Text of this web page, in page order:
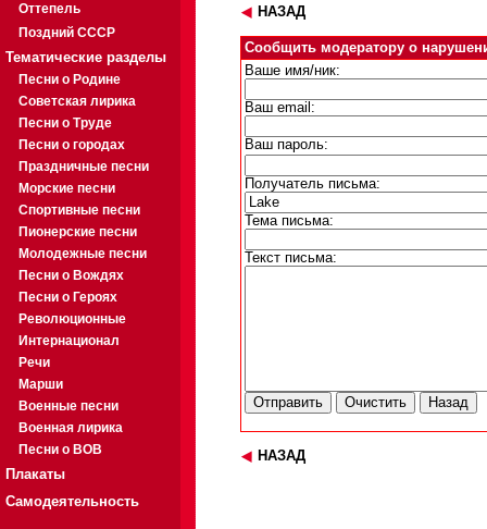
Оттепель
Поздний СССР
Тематические разделы
Песни о Родине
Советская лирика
Песни о Труде
Песни о городах
Праздничные песни
Морские песни
Спортивные песни
Пионерские песни
Молодежные песни
Песни о Вождях
Песни о Героях
Революционные
Интернационал
Речи
Марши
Военные песни
Военная лирика
Песни о ВОВ
Плакаты
Самодеятельность
НАЗАД
Сообщить модератору о
Ваше имя/ник:
Ваш email:
Ваш пароль:
Получатель письма:
Тема письма:
Текст письма:
НАЗАД